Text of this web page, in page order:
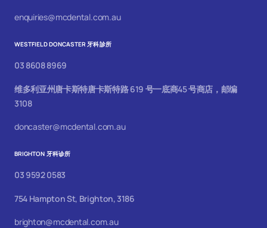
enquiries@mcdental.com.au
WESTFIELD DONCASTER 牙科診所
03 8608 8969
维多利亚州唐卡斯特唐卡斯特路 619 号一底商45 号商店，邮编
3108
doncaster@mcdental.com.au
BRIGHTON 牙科诊所
03 9592 0583
754 Hampton St, Brighton, 3186
brighton@mcdental.com.au